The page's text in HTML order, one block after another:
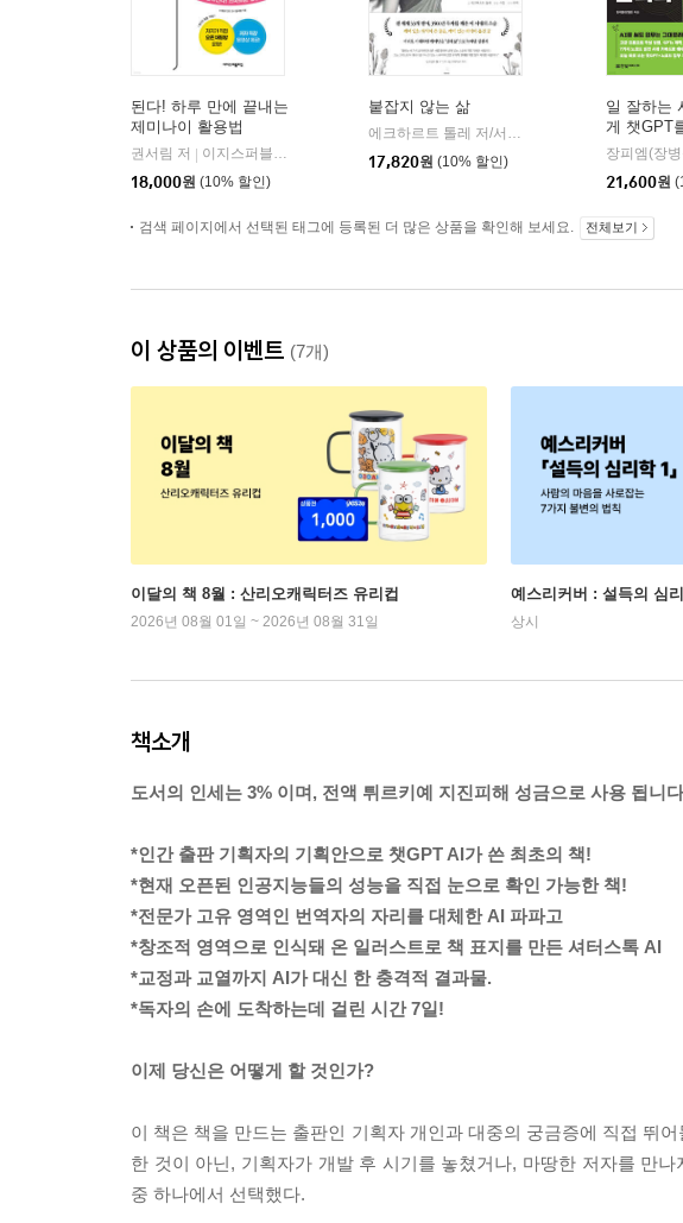
된다! 하루 만에 끝내는
제미나이 활용법
권서림 저
이지스퍼블리싱
18,000원 (10% 할인)
붙잡지 않는 삶
에크하르트 톨레 저/서진 편/루카 역
스노우폭스
17,820원 (10% 할인)
일 잘하는
게 챗GPT
장피엠(장병
21,600원
검색 페이지에서 선택된 태그에 등록된 더 많은 상품을 확인해 보세요. 전체보기
이 상품의 이벤트 (7개)
이달의 책 8월 : 산리오캐릭터즈 유리컵
2026년 08월 01일 ~ 2026년 08월 31일
예스리커버 : 설득의 심
상시
책소개
도서의 인세는 3% 이며, 전액 튀르키예 지진피해 성금으로 사용 됩니
*인간 출판 기획자의 기획안으로 챗GPT AI가 쓴 최초의 책!
*현재 오픈된 인공지능들의 성능을 직접 눈으로 확인 가능한 책!
*전문가 고유 영역인 번역자의 자리를 대체한 AI 파파고
*창조적 영역으로 인식돼 온 일러스트로 책 표지를 만든 셔터스톡 AI
*교정과 교열까지 AI가 대신 한 충격적 결과물.
*독자의 손에 도착하는데 걸린 시간 7일!
이제 당신은 어떻게 할 것인가?
이 책은 책을 만드는 출판인 기획자 개인과 대중의 궁금증에 직접 뛰
한 것이 아닌, 기획자가 개발 후 시기를 놓쳤거나, 마땅한 저자를 만
중 하나에서 선택했다.